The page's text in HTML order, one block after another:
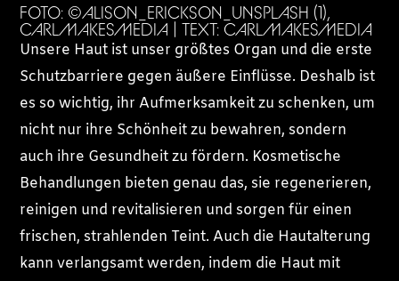
FOTO: ©ALISON_ERICKSON_UNSPLASH (1),
CARLMAKESMEDIA | TEXT: CARLMAKESMEDIA
Unsere Haut ist unser größtes Organ und die erste
Schutzbarriere gegen äußere Einflüsse. Deshalb ist
es so wichtig, ihr Aufmerksamkeit zu schenken, um
nicht nur ihre Schönheit zu bewahren, sondern
auch ihre Gesundheit zu fördern. Kosmetische
Behandlungen bieten genau das, sie regenerieren,
reinigen und revitalisieren und sorgen für einen
frischen, strahlenden Teint. Auch die Hautalterung
kann verlangsamt werden, indem die Haut mit